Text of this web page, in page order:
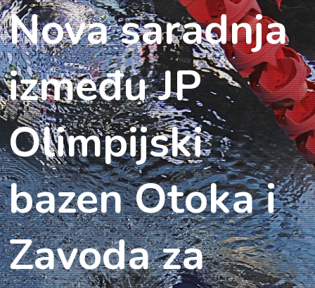
Nova saradnja
između JP
Olimpijski
bazen Otoka i
Zavoda za